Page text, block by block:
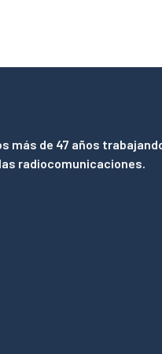
más de 47 años
radiocomunicaciones.